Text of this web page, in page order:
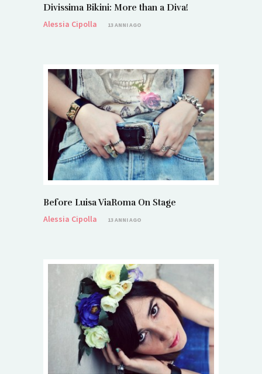
Divissima Bikini: More than a Diva!
Alessia Cipolla
13 ANNI AGO
Before Luisa ViaRoma On Stage
Alessia Cipolla
13 ANNI AGO